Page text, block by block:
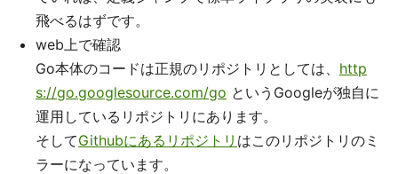
飛べるはずです。
web上で確認
Go本体のコードは正規のリポジトリとしては、 http
s://go.googlesource.com/go というGoogleが独自に
運用しているリポジトリにあります。
そしてGithubにあるリポジトリ はこのリポジトリのミ
ラーになっています。